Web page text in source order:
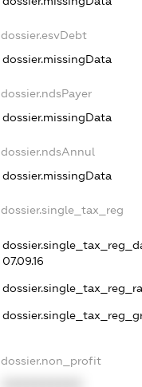
dossier.esvDebt
dossier.missingData
dossier.ndsPayer
dossier.missingData
dossier.ndsAnnul
dossier.missingData
dossier.single_tax_reg
07.09.16
dossier.non_profit